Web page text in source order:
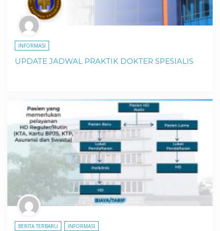
INFORMASI
UPDATE JADWAL PRAKTIK DOKTER SPESIALIS
BERITA TERBARU INFORMASI